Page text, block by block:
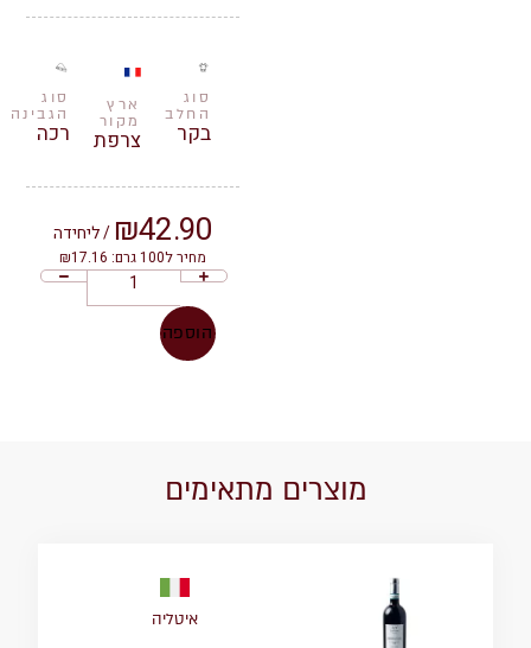
סוג
החלב
בקר
ארץ
מקור
צרפת
סוג
הגבינה
רכה
₪42.90 / ליחידה
מחיר ל100 גרם: ₪17.16
הוספה
מוצרים מתאימים
איטליה